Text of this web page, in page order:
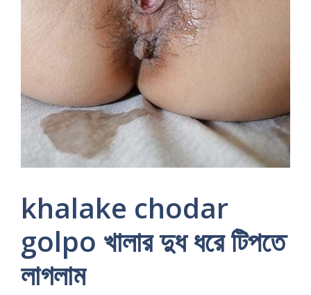
khalake chodar
golpo খালার দুধ ধরে টিপতে
লাগলাম